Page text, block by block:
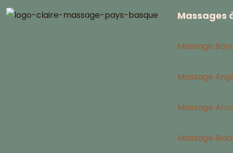
Massages
Massage
Massage
Massage
Massage